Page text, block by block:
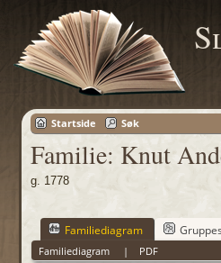
Startside
Søk
Familie: Knut
g. 1778
Familiediagram
Familiediagram | PDF